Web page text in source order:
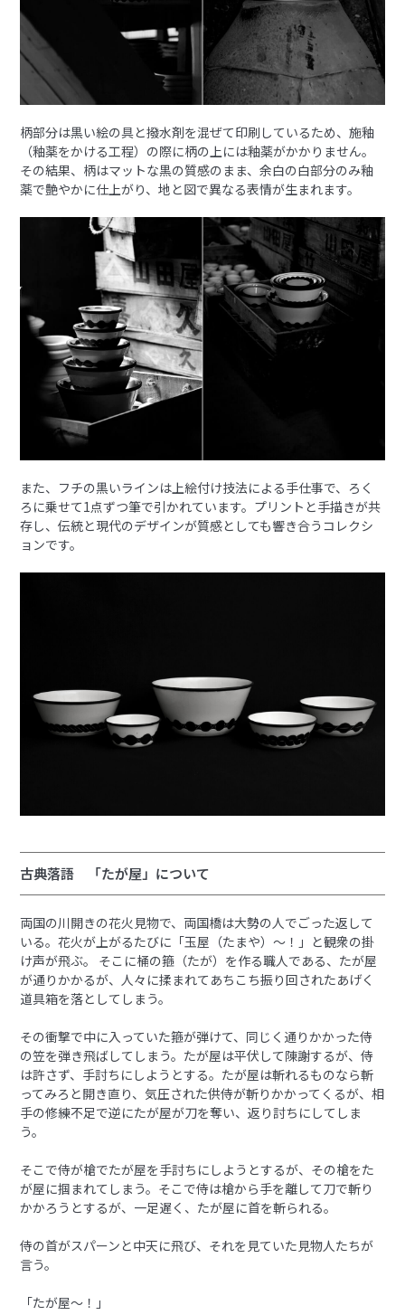
柄部分は黒い絵の具と撥水剤を混ぜて印刷しているため、施釉
（釉薬をかける工程）の際に柄の上には釉薬がかかりません。
その結果、柄はマットな黒の質感のまま、余白の白部分のみ釉
薬で艶やかに仕上がり、地と図で異なる表情が生まれます。
また、フチの黒いラインは上絵付け技法による手仕事で、ろく
ろに乗せて1点ずつ筆で引かれています。プリントと手描きが共
存し、伝統と現代のデザインが質感としても響き合うコレクシ
ョンです。
古典落語 「たが屋」について
両国の川開きの花火見物で、両国橋は大勢の人でごった返して
いる。花火が上がるたびに「玉屋（たまや）～！」と観衆の掛
け声が飛ぶ。 そこに桶の箍（たが）を作る職人である、たが屋
が通りかかるが、人々に揉まれてあちこち振り回されたあげく
道具箱を落としてしまう。
その衝撃で中に入っていた箍が弾けて、同じく通りかかった侍
の笠を弾き飛ばしてしまう。たが屋は平伏して陳謝するが、侍
は許さず、手討ちにしようとする。たが屋は斬れるものなら斬
ってみろと開き直り、気圧された供侍が斬りかかってくるが、相
手の修練不足で逆にたが屋が刀を奪い、返り討ちにしてしま
う。
そこで侍が槍でたが屋を手討ちにしようとするが、その槍をた
が屋に掴まれてしまう。そこで侍は槍から手を離して刀で斬り
かかろうとするが、一足遅く、たが屋に首を斬られる。
侍の首がスパーンと中天に飛び、それを見ていた見物人たちが
言う。
「たが屋～！」